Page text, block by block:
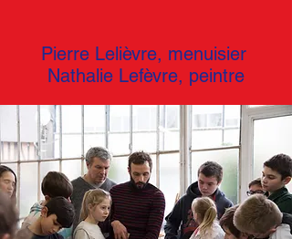
Pierre Lelièvre, menuisier
Nathalie Lefèvre, peintre